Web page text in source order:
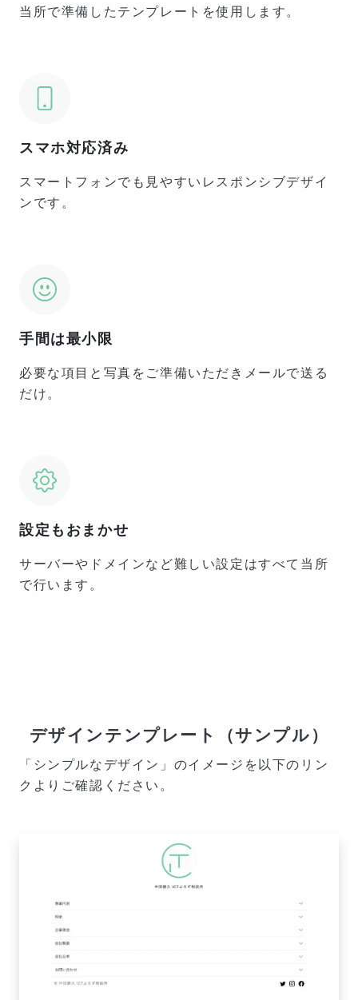
当所で準備したテンプレートを使用します。
スマホ対応済み
スマートフォンでも見やすいレスポンシブデザイ
ンです。
手間は最小限
必要な項目と写真をご準備いただきメールで送る
だけ。
設定もおまかせ
サーバーやドメインなど難しい設定はすべて当所
で行います。
デザインテンプレート（サンプル）
「シンプルなデザイン」のイメージを以下のリン
クよりご確認ください。